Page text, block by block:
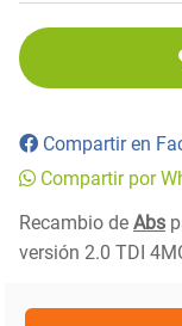
Compartir en
Compartir por
Recambio de Abs
versión 2.0 TDI